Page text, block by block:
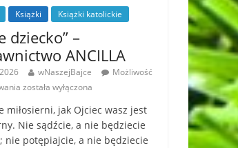
Książki Książki katolickie
dziecko” –
ANCILLA
wNaszejBajce
Możliwość
została wyłączona
miłosierni, jak Ojciec wasz jest
Nie sądźcie, a nie będziecie
nie potępiajcie, a nie będziecie